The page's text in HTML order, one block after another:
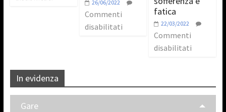
26/06/2022
Commenti
disabilitati
fatica
22/03/2022
Commenti
disabilitati
In evidenza
Gare